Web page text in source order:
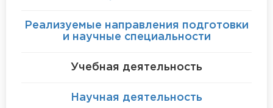
Реализуемые направления подготовки
и научные специальности
Учебная деятельность
Научная деятельность